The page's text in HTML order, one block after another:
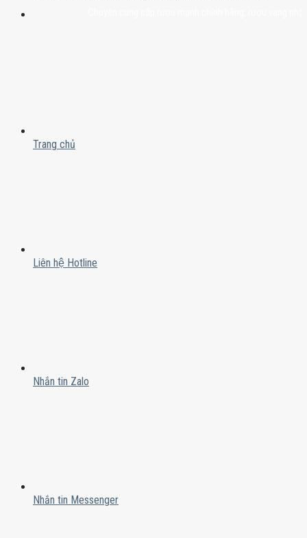
Trang chủ
Liên hệ Hotline
Nhắn tin Zalo
Nhắn tin Messenger